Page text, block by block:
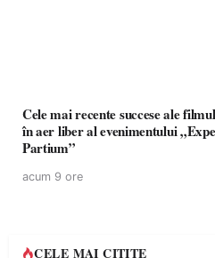
Cele mai recente succese ale
în aer liber al evenimentului
Partium”
acum 9 ore
CELE MAI CITITE